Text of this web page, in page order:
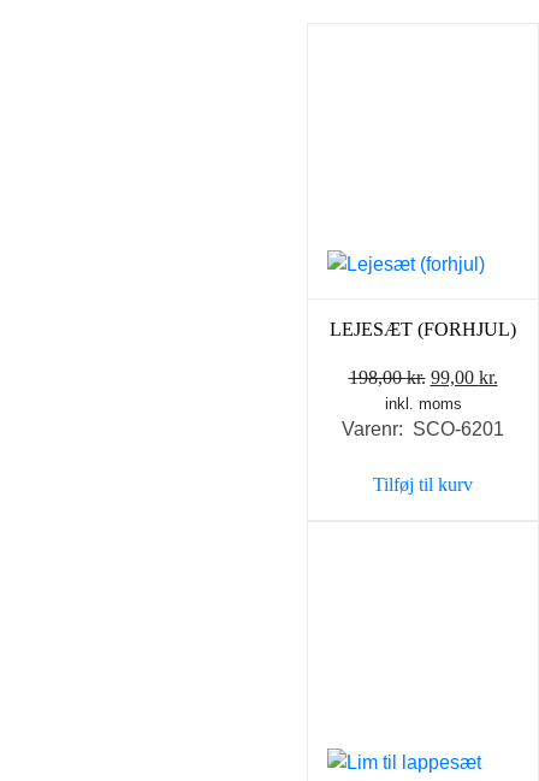
LEJESÆT (FORHJUL)
198,00kr. Den
oprindelige
pris
198,00 kr..
99,00 kr.
pris
inkl. moms
Varenr: SCO-6201
Tilføj til kurv